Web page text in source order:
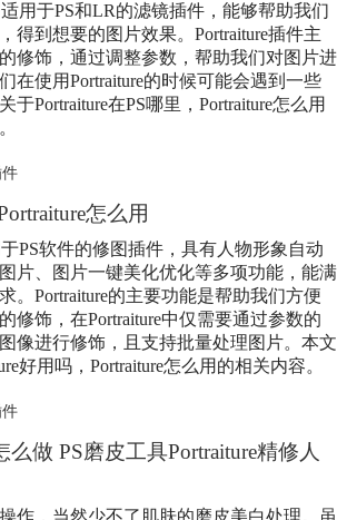
用于PS和LR的滤镜插件，能够帮助我们
得到想要的图片效果。Portraiture插件主
修饰，通过调整参数，帮助我们对图片进
在使用Portraiture的时候可能会遇到一些
于Portraiture在PS哪里，Portraiture怎么用
件
怎么用
PS软件的修图插件，具有人物形象自动
片、图片一键美化优化等多项功能，能满
。Portraiture的主要功能是帮助我们方便
修饰，在Portraiture中仅需要通过参数的
像进行修饰，且支持批量处理图片。本文
好用吗，Portraiture怎么用的相关内容。
件
做 PS磨皮工具Portraiture精修人